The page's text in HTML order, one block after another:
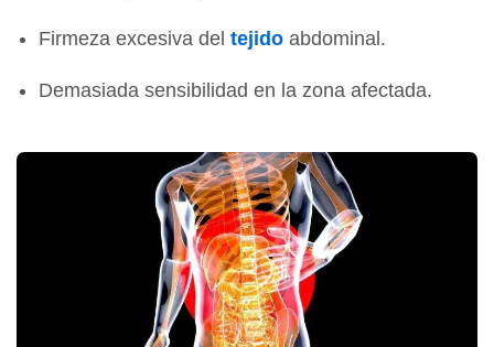
Firmeza excesiva deltejido abdominal.
Demasiada sensibilidad en la zona afectada.